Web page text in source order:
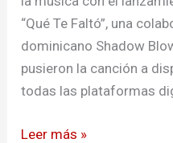
“Qué Te Faltó”, una
dominicano Shadow
pusieron la canción a
todas las plataformas
Leer más »